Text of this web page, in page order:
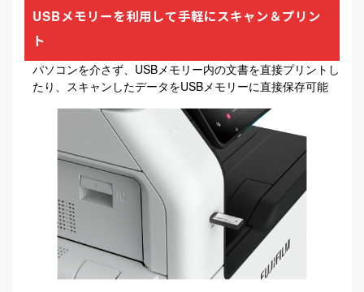
USBメモリーを利用して手軽にスキャン＆プリン
ト
パソコンを介さず、USBメモリー内の文書を直接プリントし
たり、スキャンしたデータをUSBメモリーに直接保存可能